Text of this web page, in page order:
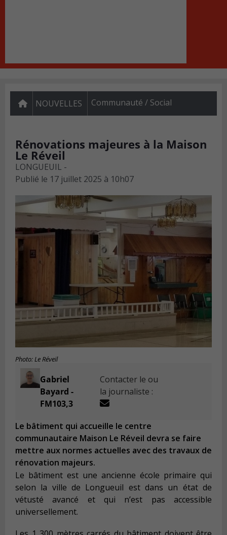
NOUVELLES Communauté / Social
Rénovations majeures à la Maison
Le Réveil
LONGUEUIL -
Publié le 17 juillet 2025 à 10h07
Photo: Le Réveil
Gabriel
Bayard -
FM103,3
Contacter le ou
la journaliste :
Le bâtiment qui accueille le centre
communautaire Maison Le Réveil devra se faire
mettre aux normes actuelles avec des travaux de
rénovation majeurs.
Le bâtiment est une ancienne école primaire qui
selon la ville de Longueuil est dans un état de
vétusté avancé et qui n’est pas accessible
universellement.